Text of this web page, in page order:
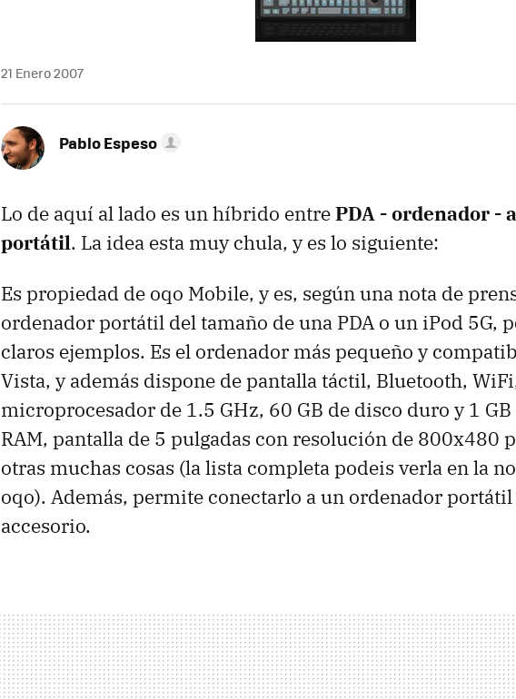
21 Enero 2007
Pablo Espeso
Lo de aquí al lado es un híbrido entrePDA - ordenador -
portátil. La idea esta muy chula, y es lo siguiente:
Es propiedad de oqo Mobile, y es, según una nota de
ordenador portátil del tamaño de una PDA o un iPod 5G,
claros ejemplos. Es el ordenador más pequeño y
Vista, y además dispone de pantalla táctil, Bluetooth,
microprocesador de 1.5 GHz, 60 GB de disco duro y 1
RAM, pantalla de 5 pulgadas con resolución de 800x480
otras muchas cosas (la lista completa podeis verla en la
oqo). Además, permite conectarlo a un ordenador
accesorio.